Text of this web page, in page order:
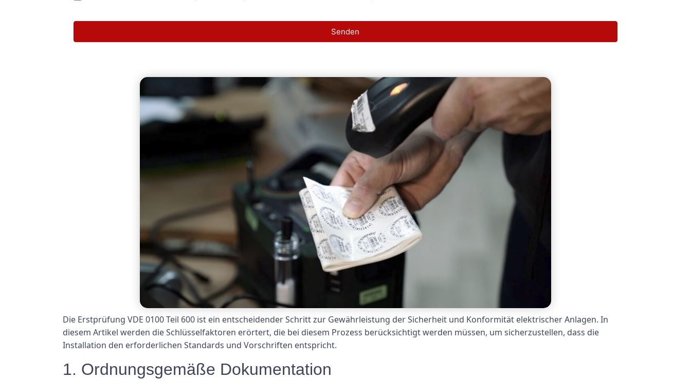
Senden
Die Erstprüfung VDE 0100 Teil 600 ist ein entscheidender Schritt zur Gewährleistung der Sicherheit und Konformität elektrischer Anlagen. In
diesem Artikel werden die Schlüsselfaktoren erörtert, die bei diesem Prozess berücksichtigt werden müssen, um sicherzustellen, dass die
Installation den erforderlichen Standards und Vorschriften entspricht.
1. Ordnungsgemäße Dokumentation